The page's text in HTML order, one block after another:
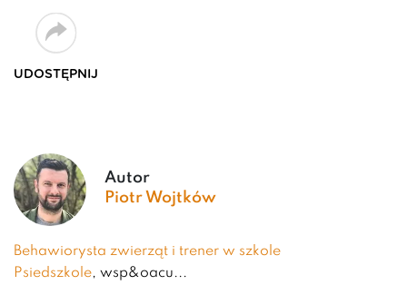
UDOSTĘPNIJ
Autor
Piotr Wojtków
Behawiorysta zwierząt i trener w szkole
Psiedszkole, wsp&oacu...